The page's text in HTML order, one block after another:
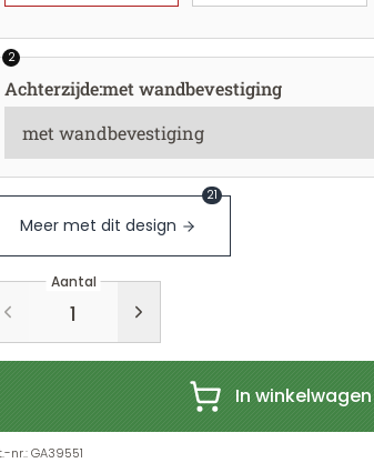
2
Achterzijde:met wandbevestiging
Meer met dit design
21
Aantal
In winkelwagen
nr.:GA39551